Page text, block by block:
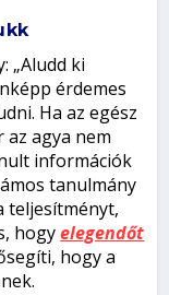
„Aludd ki
érdemes
Ha az egész
agya nem
információk
tanulmány
teljesítményt,
hogyelegendőt
hogy a